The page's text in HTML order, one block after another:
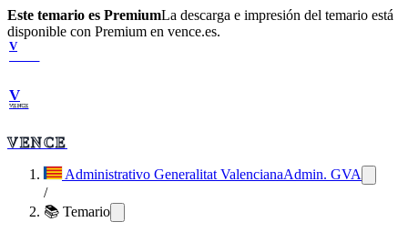
Este temario es PremiumLa descarga e impresión del temario está
disponible con Premium en vence.es.
V
V
VENCE
VENCE
Administrativo Generalitat ValencianaAdmin. GVA
/
📚 Temario